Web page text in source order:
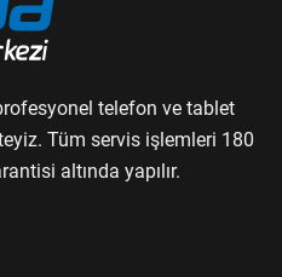
telefon ve tablet
Tüm servis işlemleri 180
altında yapılır.